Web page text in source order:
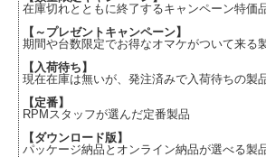
在庫切れとともに終了するキャンペーン特価
【～プレゼントキャンペーン】
期間や台数限定でお得なオマケがついて来る
【入荷待ち】
現在在庫は無いが、発注済みで入荷待ちの製
【定番】
RPMスタッフが選んだ定番製品
【ダウンロード版】
パッケージ納品とオンライン納品が選べる製